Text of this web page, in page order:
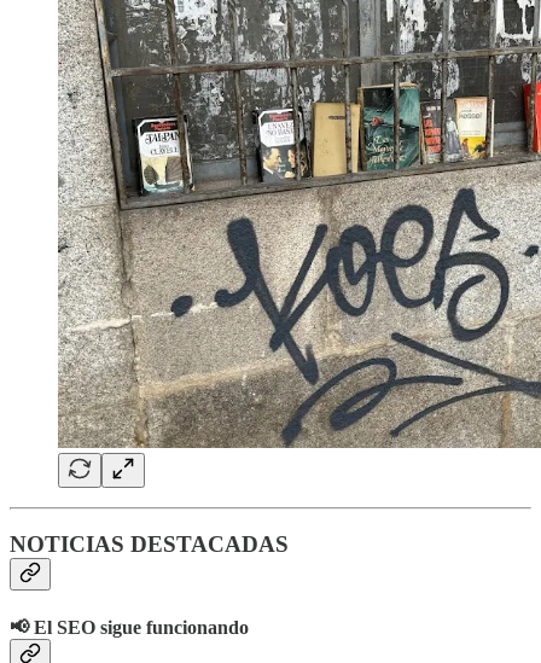
NOTICIAS DESTACADAS
📢 El SEO sigue funcionando